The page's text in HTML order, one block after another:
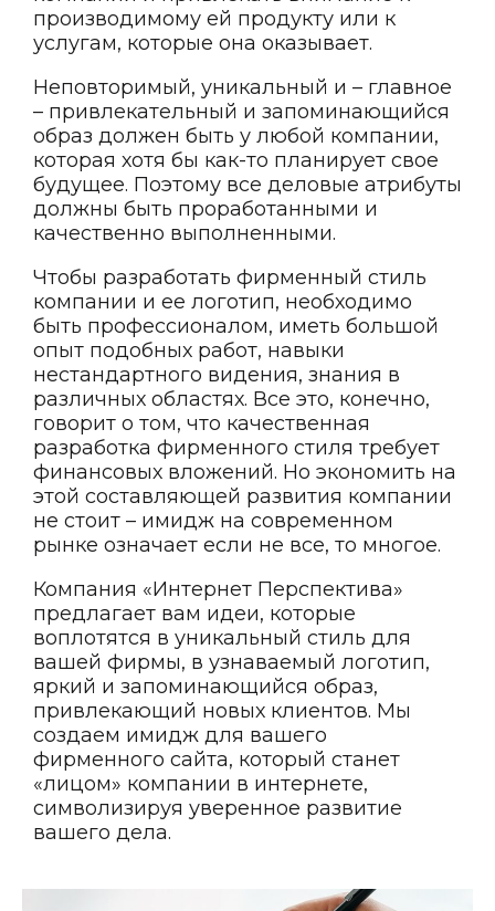
производимому ей продукту или к
услугам, которые она оказывает.
Неповторимый, уникальный и – главное
– привлекательный и запоминающийся
образ должен быть у любой компании,
которая хотя бы как-то планирует свое
будущее. Поэтому все деловые атрибуты
должны быть проработанными и
качественно выполненными.
Чтобы разработать фирменный стиль
компании и ее логотип, необходимо
быть профессионалом, иметь большой
опыт подобных работ, навыки
нестандартного видения, знания в
различных областях. Все это, конечно,
говорит о том, что качественная
разработка фирменного стиля требует
финансовых вложений. Но экономить на
этой составляющей развития компании
не стоит – имидж на современном
рынке означает если не все, то многое.
Компания «Интернет Перспектива»
предлагает вам идеи, которые
воплотятся в уникальный стиль для
вашей фирмы, в узнаваемый логотип,
яркий и запоминающийся образ,
привлекающий новых клиентов. Мы
создаем имидж для вашего
фирменного сайта, который станет
«лицом» компании в интернете,
символизируя уверенное развитие
вашего дела.